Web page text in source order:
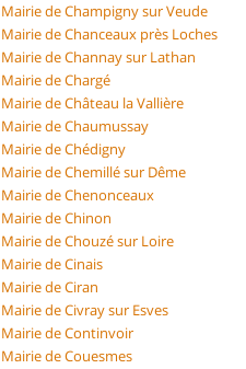
Mairie de Champigny sur Veude
Mairie de Chanceaux près Loches
Mairie de Channay sur Lathan
Mairie de Chargé
Mairie de Château la Vallière
Mairie de Chaumussay
Mairie de Chédigny
Mairie de Chemillé sur Dême
Mairie de Chenonceaux
Mairie de Chinon
Mairie de Chouzé sur Loire
Mairie de Cinais
Mairie de Ciran
Mairie de Civray sur Esves
Mairie de Continvoir
Mairie de Couesmes